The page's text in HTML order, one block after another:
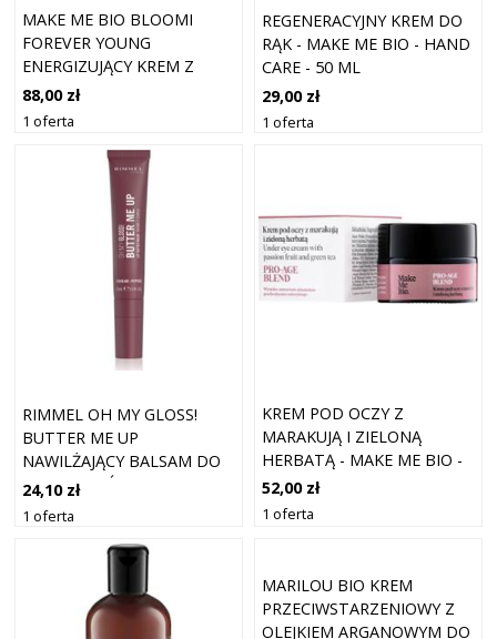
MAKE ME BIO BLOOMI
FOREVER YOUNG
ENERGIZUJĄCY KREM Z
KOENZYMEM Q10 30 ML
88,00 zł
1 oferta
REGENERACYJNY KREM DO
RĄK - MAKE ME BIO - HAND
CARE - 50 ML
29,00 zł
1 oferta
RIMMEL OH MY GLOSS!
BUTTER ME UP
NAWILŻAJĄCY BALSAM DO
UST ODCIEŃ 003 MELLOW
MOCHA 15 ML
24,10 zł
1 oferta
KREM POD OCZY Z
MARAKUJĄ I ZIELONĄ
HERBATĄ - MAKE ME BIO -
PRO-AGE BLEND - 15 ML
52,00 zł
1 oferta
MARILOU BIO KREM
PRZECIWSTARZENIOWY Z
OLEJKIEM ARGANOWYM DO